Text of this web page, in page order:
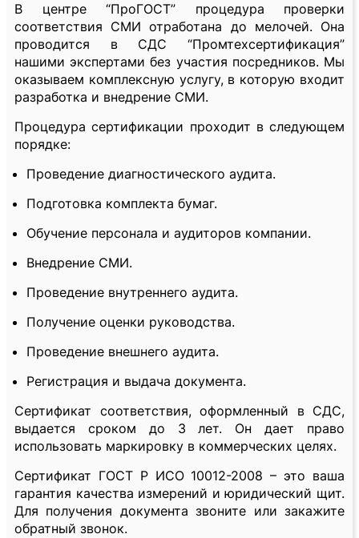
В центре “ПроГОСТ” процедура проверки
соответствия СМИ отработана до мелочей. Она
проводится в СДС “Промтехсертификация”
нашими экспертами без участия посредников. Мы
оказываем комплексную услугу, в которую входит
разработка и внедрение СМИ.
Процедура сертификации проходит в следующем
порядке:
Проведение диагностического аудита.
Подготовка комплекта бумаг.
Обучение персонала и аудиторов компании.
Внедрение СМИ.
Проведение внутреннего аудита.
Получение оценки руководства.
Проведение внешнего аудита.
Регистрация и выдача документа.
Сертификат соответствия, оформленный в СДС,
выдается сроком до 3 лет. Он дает право
использовать маркировку в коммерческих целях.
Сертификат ГОСТ Р ИСО 10012-2008 – это ваша
гарантия качества измерений и юридический щит.
Для получения документа звоните или закажите
обратный звонок.